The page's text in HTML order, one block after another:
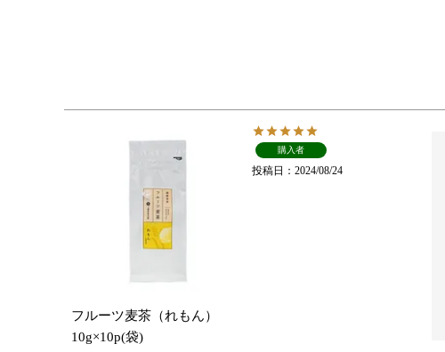
フルーツ麦茶（れもん）
10g×10p(袋)
購入者
投稿日 2024/08/24